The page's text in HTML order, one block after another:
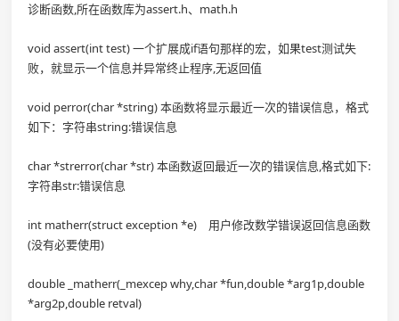
诊断函数,所在函数库为assert.h、math.h
void assert(int test) 一个扩展成if语句那样的宏，如果test测试失
败，就显示一个信息并异常终止程序,无返回值
void perror(char *string) 本函数将显示最近一次的错误信息，格式
如下：字符串string:错误信息
char *strerror(char *str) 本函数返回最近一次的错误信息,格式如下:
字符串str:错误信息
int matherr(struct exception *e) 用户修改数学错误返回信息函数
(没有必要使用)
double _matherr(_mexcep why,char *fun,double *arg1p,double
*arg2p,double retval)